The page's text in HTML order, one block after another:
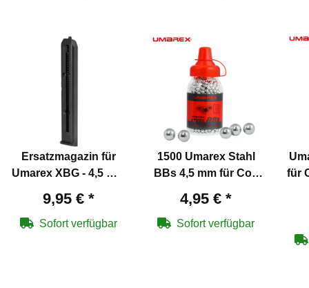
Ersatzmagazin für
Umarex XBG - 4,5 mm
9,95 € *
Sofort verfügbar
1500 Umarex Stahl
BBs 4,5 mm für Co2
4,95 € *
Sofort verfügbar
für